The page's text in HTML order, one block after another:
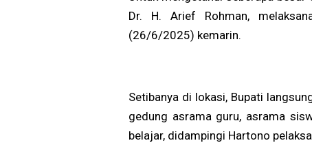
Dr. H. Arief Rohman,
(26/6/2025) kemarin.
Setibanya di lokasi, Bupati
gedung asrama guru, asrama
belajar, didampingi Hartono